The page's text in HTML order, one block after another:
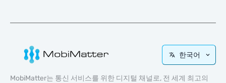
한국어
MobiMatter는 통신 서비스를 위한 디지털 채널로, 전 세계 최고의